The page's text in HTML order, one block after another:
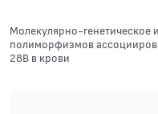
Молекулярно-генетическое
полиморфизмов
28B в крови